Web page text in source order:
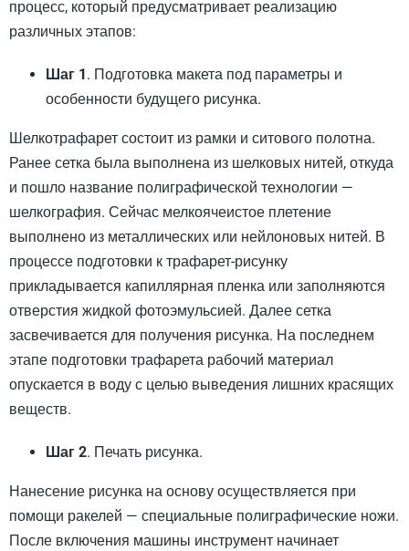
процесс, который предусматривает реализацию
различных этапов:
Шаг 1. Подготовка макета под параметры и
особенности будущего рисунка.
Шелкотрафарет состоит из рамки и ситового полотна.
Ранее сетка была выполнена из шелковых нитей, откуда
и пошло название полиграфической технологии —
шелкография. Сейчас мелкоячеистое плетение
выполнено из металлических или нейлоновых нитей. В
процессе подготовки к трафарет-рисунку
прикладывается капиллярная пленка или заполняются
отверстия жидкой фотоэмульсией. Далее сетка
засвечивается для получения рисунка. На последнем
этапе подготовки трафарета рабочий материал
опускается в воду с целью выведения лишних красящих
веществ.
Шаг 2. Печать рисунка.
Нанесение рисунка на основу осуществляется при
помощи ракелей — специальные полиграфические ножи.
После включения машины инструмент начинает